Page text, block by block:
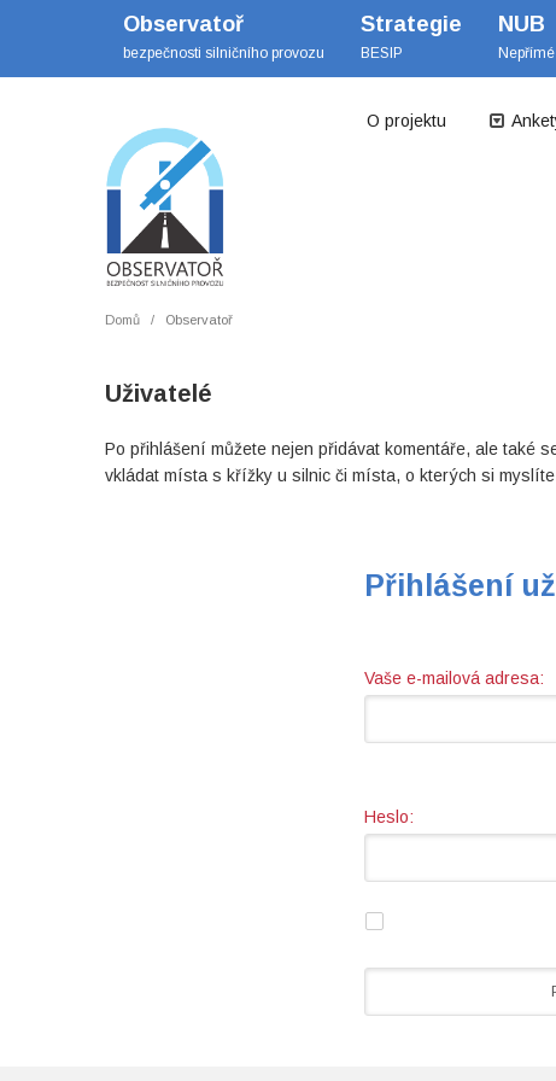
Observatoř
bezpečnosti silničního provozu
Strategie
BESIP
NUB
O projektu
Domů Observatoř
Uživatelé
Po přihlášení můžete nejen přidávat komentáře, ale také
vkládat místa s křížky u silnic či místa, o kterých si
Přihlášení
Vaše e-mailová adresa:
Heslo: